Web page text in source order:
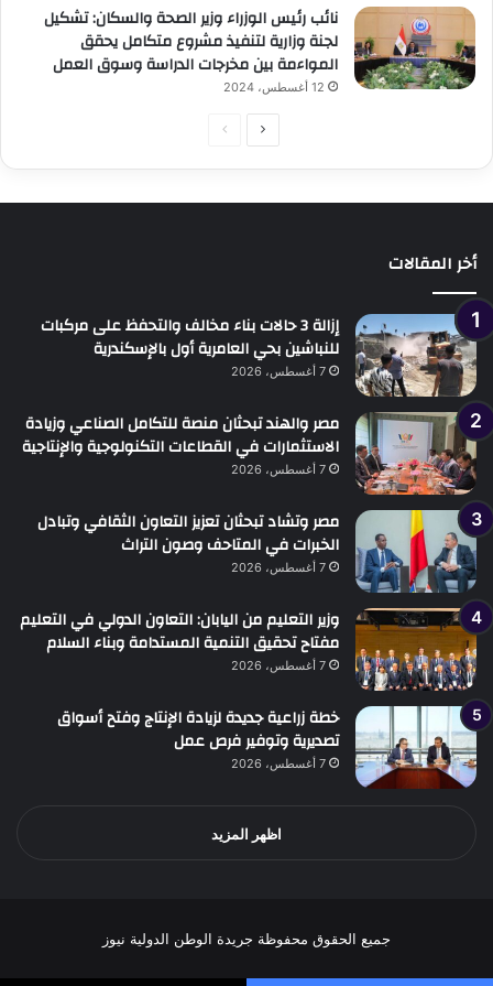
نائب رئيس الوزراء وزير الصحة والسكان: تشكيل
لجنة وزارية لتنفيذ مشروع متكامل يحقق
المواءمة بين مخرجات الدراسة وسوق العمل
12 أغسطس، 2024
الصفحةالصفحة
أخر المقالات
إزالة 3 حالات بناء مخالف والتحفظ على مركبات
للنباشين بحي العامرية أول بالإسكندرية
7 أغسطس، 2026
مصر والهند تبحثان منصة للتكامل الصناعي وزيادة
الاستثمارات في القطاعات التكنولوجية والإنتاجية
7 أغسطس، 2026
مصر وتشاد تبحثان تعزيز التعاون الثقافي وتبادل
الخبرات في المتاحف وصون التراث
7 أغسطس، 2026
وزير التعليم من اليابان: التعاون الدولي في التعليم
مفتاح تحقيق التنمية المستدامة وبناء السلام
7 أغسطس، 2026
خطة زراعية جديدة لزيادة الإنتاج وفتح أسواق
تصديرية وتوفير فرص عمل
7 أغسطس، 2026
اظهر المزيد
جميع الحقوق محفوظة جريدة الوطن الدولية نيوز